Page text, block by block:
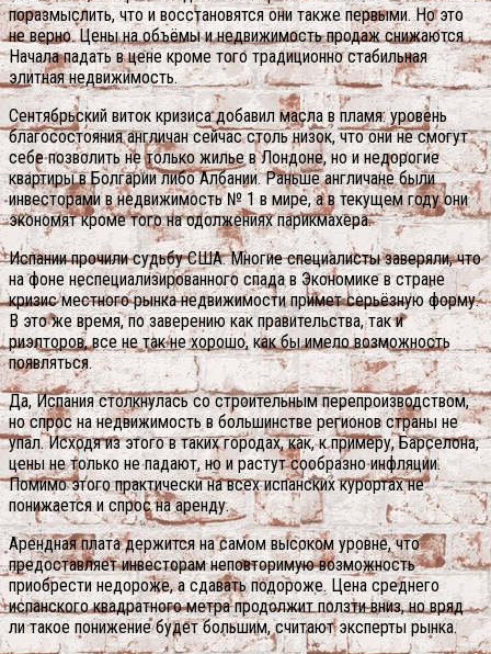
поразмыслить, что и восстановятся они также первыми. Но это
не верно. Цены на объёмы и недвижимость продаж снижаются .
Начала падать в цене кроме того традиционно стабильная
элитная недвижимость.
Сентябрьский виток кризиса добавил масла в пламя: уровень
благосостояния англичан сейчас столь низок, что они не смогут
себе позволить не только жилье в Лондоне, но и недорогие
квартиры в Болгарии либо Албании. Раньше англичане были
инвесторами в недвижимость № 1 в мире, а в текущем году они
экономят кроме того на одолжениях парикмахера.
Испании прочили судьбу США. Многие специалисты заверяли, что
на фоне неспециализированного спада в Экономике в стране
кризис местного рынка недвижимости примет серьёзную форму.
В это же время, по заверению как правительства, так и
риэлторов, все не так не хорошо, как бы имело возможность
появляться.
Да, Испания столкнулась со строительным перепроизводством,
но спрос на недвижимость в большинстве регионов страны не
упал. Исходя из этого в таких городах, как, к примеру, Барселона,
цены не только не падают, но и растут сообразно инфляции.
Помимо этого практически на всех испанских курортах не
понижается и спрос на аренду.
Арендная плата держится на самом высоком уровне, что
предоставляет инвесторам неповторимую возможность
приобрести недороже, а сдавать подороже. Цена среднего
испанского квадратного метра продолжит ползти вниз, но вряд
ли такое понижение будет большим, считают эксперты рынка.